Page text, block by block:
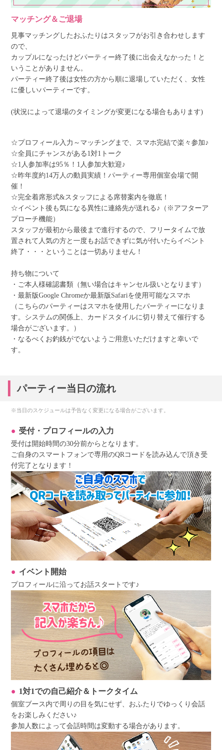
マッチング＆ご退場
見事マッチングしたおふたりはスタッフがお引き合わせします
ので、
カップルになったけどパーティー終了後に出会えなかった！と
いうことがありません。
パーティー終了後は女性の方から順に退場していただく、女性
に優しいパーティーです。
(状況によって退場のタイミングが変更になる場合もあります)
☆プロフィール入力～マッチングまで、スマホ完結で楽々参加♪
☆全員にチャンスがある1対1トーク
☆1人参加率は95％！1人参加大歓迎♪
☆昨年度約14万人の動員実績！パーティー専用個室会場で開
催！
☆完全着席形式&スタッフによる席替案内を徹底！
☆イベント後も気になる異性に連絡先が送れる♪（※アフターア
プローチ機能）
スタッフが最初から最後まで進行するので、フリータイムで放
置されて人気の方と一度もお話できずに気が付いたらイベント
終了・・・ということは一切ありません！
持ち物について
・ご本人様確認書類（無い場合はキャンセル扱いとなります）
・最新版Google Chromeか最新版Safariを使用可能なスマホ
（こちらのパーティーはスマホを使用したパーティーになりま
す。システムの関係上、カードスタイルに切り替えて催行する
場合がございます。）
・なるべくお釣銭がでないようご用意いただけますと幸いで
す。
パーティー当日の流れ
※当日のスケジュールは予告なく変更になる場合がございます。
受付・プロフィールの入力
受付は開始時間の30分前からとなります。
ご自身のスマートフォンで専用のQRコードを読み込んで頂き受
付完了となります！
イベント開始
プロフィールに沿ってお話スタートです♪
1対1での自己紹介＆トークタイム
個室ブース内で周りの目を気にせず、おふたりでゆっくり会話
をお楽しみください♪
参加人数によって会話時間は変動する場合があります。